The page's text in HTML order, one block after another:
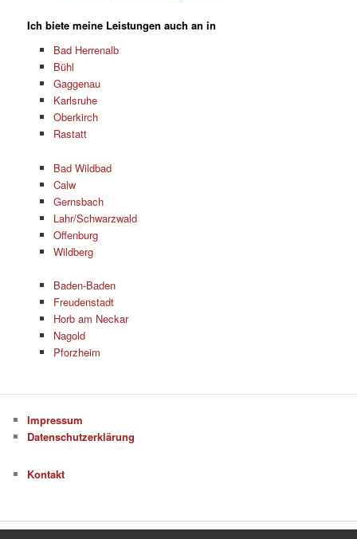
Ich biete meine Leistungen auch an in
Bad Herrenalb
Bühl
Gaggenau
Karlsruhe
Oberkirch
Rastatt
Bad Wildbad
Calw
Gernsbach
Lahr/Schwarzwald
Offenburg
Wildberg
Baden-Baden
Freudenstadt
Horb am Neckar
Nagold
Pforzheim
Impressum
Datenschutzerklärung
Kontakt